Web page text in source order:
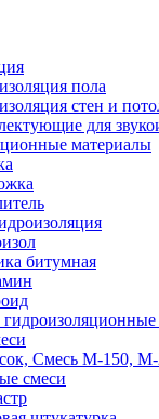
пола
стен и
для
материалы
битумная
Смесь М-150,
смеси